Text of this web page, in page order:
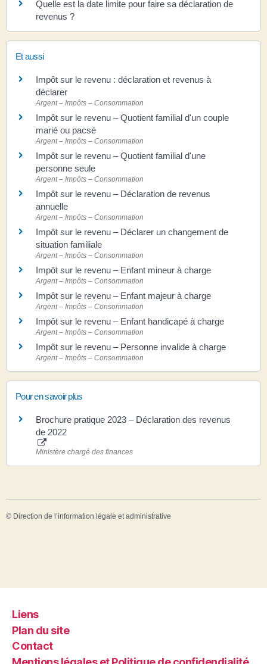
Quelle est la date limite pour faire sa déclaration de
revenus ?
Et aussi
Impôt sur le revenu : déclaration et revenus à
déclarer
Argent – Impôts – Consommation
Impôt sur le revenu – Quotient familial d'un couple
marié ou pacsé
Argent – Impôts – Consommation
Impôt sur le revenu – Quotient familial d'une
personne seule
Argent – Impôts – Consommation
Impôt sur le revenu – Déclaration de revenus
annuelle
Argent – Impôts – Consommation
Impôt sur le revenu – Déclarer un changement de
situation familiale
Argent – Impôts – Consommation
Impôt sur le revenu – Enfant mineur à charge
Argent – Impôts – Consommation
Impôt sur le revenu – Enfant majeur à charge
Argent – Impôts – Consommation
Impôt sur le revenu – Enfant handicapé à charge
Argent – Impôts – Consommation
Impôt sur le revenu – Personne invalide à charge
Argent – Impôts – Consommation
Pour en savoir plus
Brochure pratique 2023 – Déclaration des revenus
de 2022
Ministère chargé des finances
© Direction de l’information légale et administrative
Liens
Plan du site
Contact